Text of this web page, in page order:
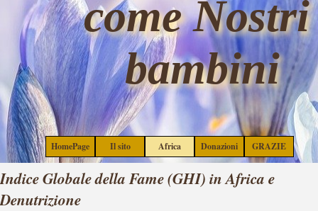
Vai ai contenuti
come Nostri
bambini
Salta menù
HomePage Il sito ▼
Africa ▼
Donazioni ▼
GRAZIE
Indice Globale della Fame (GHI) in Africa e
Denutrizione